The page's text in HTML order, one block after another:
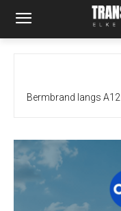
Bermbrand langs